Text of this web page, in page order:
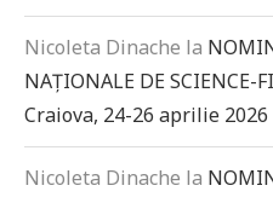
Nicoleta Dinache la
NAȚIONALE DE
Craiova, 24-26 aprilie 2026
Nicoleta Dinache la